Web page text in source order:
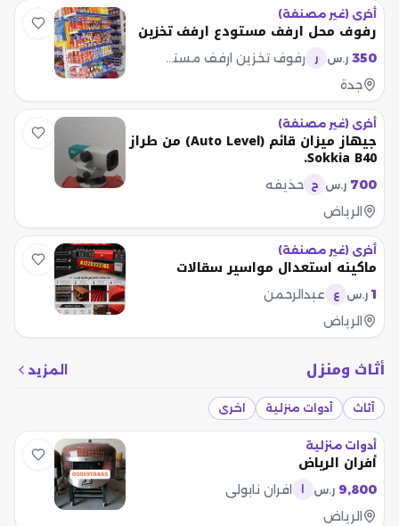
أخرى (غير مصنفة)
رفوف محل ارفف مستودع ارفف تخزين
350 ر.س ر
رفوف تخزين ارفف مستودع رفوف محل
جدة
أخرى (غير مصنفة)
جيهاز ميزان قائم (Auto Level) من طراز
Sokkia B40.
700 ر.س ح
حذيفه
الرياض
أخرى (غير مصنفة)
ماكينه استعدال مواسير سقالات
1 ر.س ع
عبدالرحمن
الرياض
أثاث ومنزل المزيد
أثاث أدوات منزلية اخرى
أدوات منزلية
أفران الرياض
9,800 ر.س
افران نابولي
الرياض